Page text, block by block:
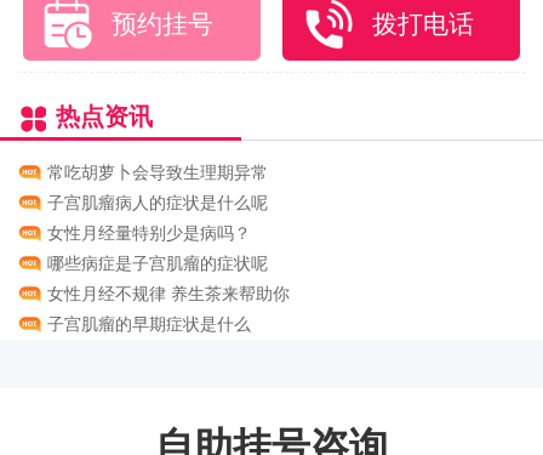
预约挂号 拨打电话
热点资讯
常吃胡萝卜会导致生理期异常
子宫肌瘤病人的症状是什么呢
女性月经量特别少是病吗？
哪些病症是子宫肌瘤的症状呢
女性月经不规律 养生茶来帮助你
子宫肌瘤的早期症状是什么